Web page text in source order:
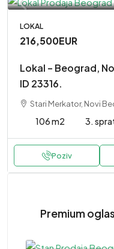
LOKAL
216,500EUR
Lokal – Beograd,
ID 23316.
Stari Merkator, Novi
106 m2 3.
Poziv
Premium